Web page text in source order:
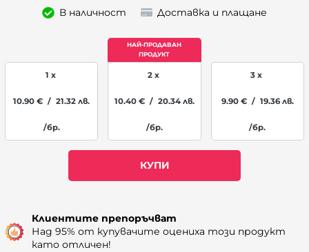
В наличност Доставка и плащане
1 x
10.90 € / 21.32 лв.
/бр.
2 x
10.40 € / 20.34 лв.
/бр.
3 x
9.90 € / 19.36 лв.
/бр.
КУПИ
Клиентите препоръчват
Над 95% от купувачите оцениха този продукт
като отличен!